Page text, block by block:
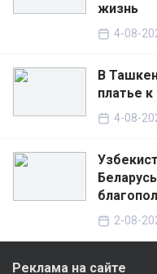
жизнь
4-08-
В
платье
4-08-
2-08-
Реклама на сайте